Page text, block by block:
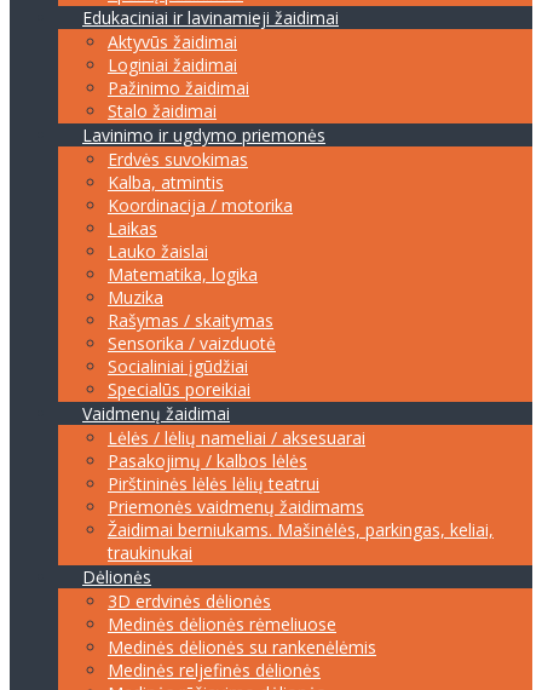
Edukaciniai ir lavinamieji žaidimai
Aktyvūs žaidimai
Loginiai žaidimai
Pažinimo žaidimai
Stalo žaidimai
Lavinimo ir ugdymo priemonės
Erdvės suvokimas
Kalba, atmintis
Koordinacija / motorika
Laikas
Lauko žaislai
Matematika, logika
Muzika
Rašymas / skaitymas
Sensorika / vaizduotė
Socialiniai įgūdžiai
Specialūs poreikiai
Vaidmenų žaidimai
Lėlės / lėlių nameliai / aksesuarai
Pasakojimų / kalbos lėlės
Pirštininės lėlės lėlių teatrui
Priemonės vaidmenų žaidimams
Žaidimai berniukams. Mašinėlės, parkingas, keliai,
traukinukai
Dėlionės
3D erdvinės dėlionės
Medinės dėlionės rėmeliuose
Medinės dėlionės su rankenėlėmis
Medinės reljefinės dėlionės